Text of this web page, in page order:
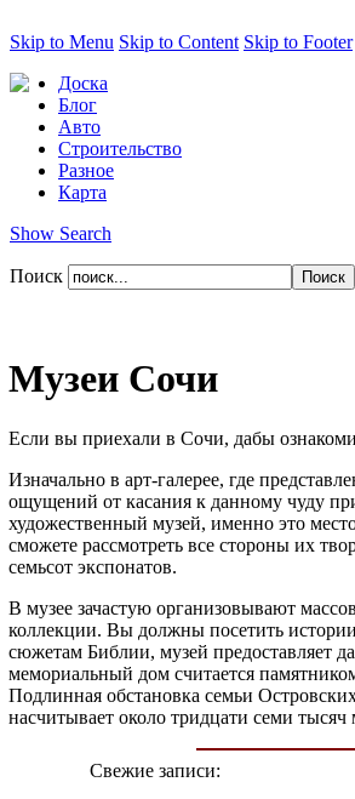
Skip to Menu Skip to Content Skip to Footer
Доска
Блог
Авто
Строительство
Разное
Карта
Show Search
Поиск
Музеи Сочи
Если вы приехали в Сочи, дабы
Изначально в арт-галерее, где
ощущений от касания к данному чуду
художественный музей, именно это
сможете рассмотреть все стороны их
семьсот экспонатов.
В музее зачастую организовывают
коллекции. Вы должны посетить
сюжетам Библии, музей предоставляет
мемориальный дом считается
Подлинная обстановка семьи
насчитывает около тридцати семи
Свежие записи: